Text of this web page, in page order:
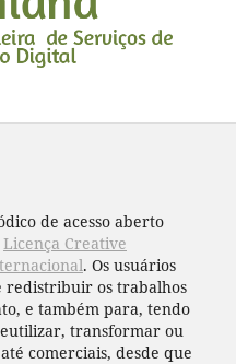
de acesso aberto
Licença Creative
. Os usuários
redistribuir os trabalhos
e também para, tendo
transformar ou
comerciais, desde que